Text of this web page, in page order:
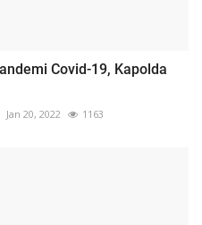
Covid-19, Kapolda
Jan 20, 2022 1163